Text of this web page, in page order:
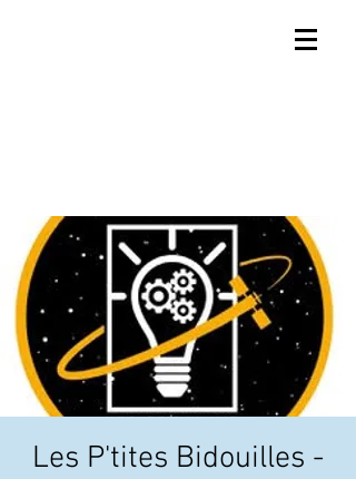
Les P'tites Bidouilles -